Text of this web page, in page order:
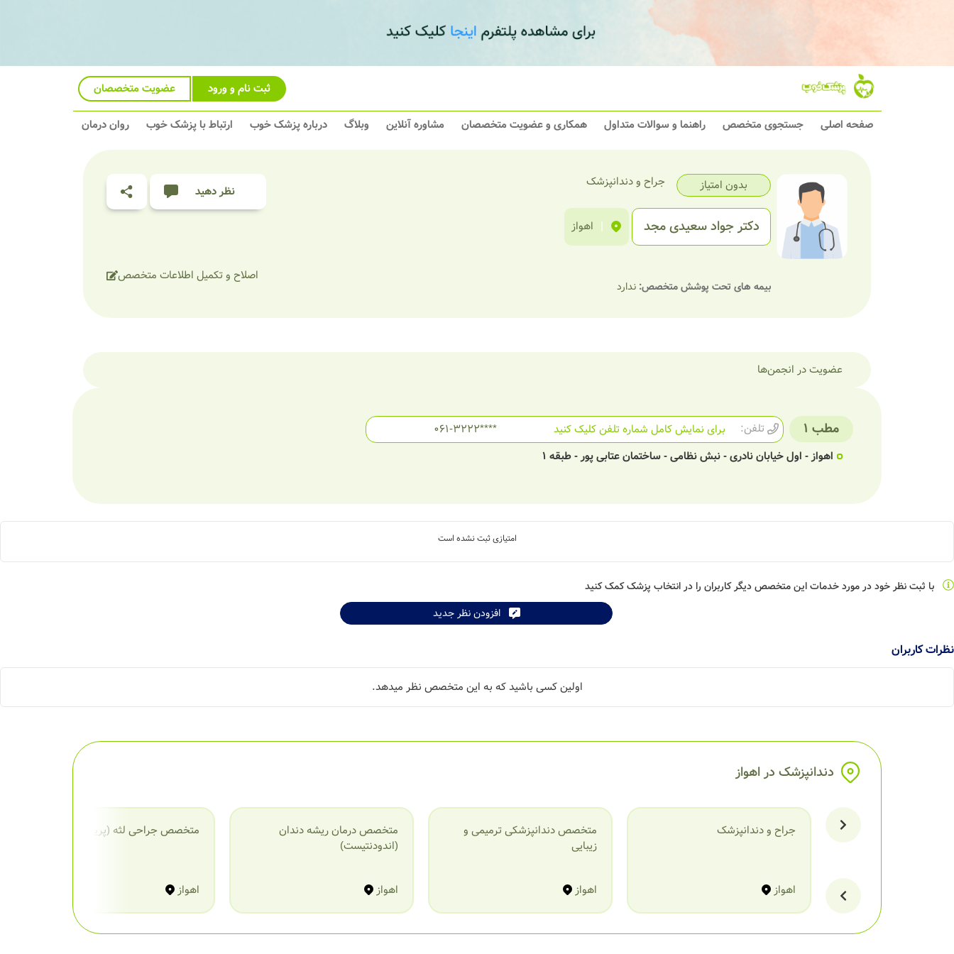
ثبت نام و ورود عضویت متخصصان
صفحه اصلی جستجوی متخصص راهنما و سوالات متداول همکاری و عضویت متخصصان مشاوره آنلاین وبلاگ درباره پزشک خوب ارتباط با پزشک خوب روان درمان
بدون امتیاز جراح و دندانپزشک
دکتر جواد سعیدی مجد | اهواز
بیمه های تحت پوشش متخصص:ندارد
نظر دهید
اصلاح و تکمیل اطلاعات متخصص
عضویت در انجمن‌ها
مطب 1 تلفن: 061-3222****
برای نمایش کامل شماره تلفن کلیک کنید
اهواز - اول خیابان نادری - نبش نظامی - ساختمان عتابی پور - طبقه 1
امتیازی ثبت نشده است
با ثبت نظر خود در مورد خدمات این متخصص دیگر کاربران را در انتخاب پزشک کمک کنید
افزودن نظر جدید
نظرات کاربران
اولین کسی باشید که به این متخصص نظر میدهد.
دندانپزشک در اهواز
جراح و دندانپزشک
اهواز
متخصص دندانپزشکی ترمیمی و
زیبایی
اهواز
متخصص درمان ریشه دندان
(اندودنتیست)
اهواز
متخصص جراحی لثه (پریودنتیست)
اهواز